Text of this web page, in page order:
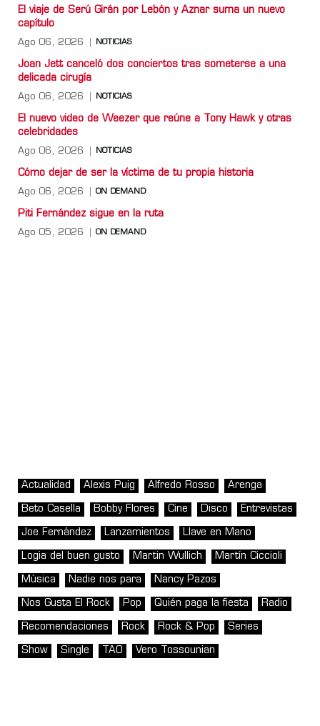
El viaje de Serú Girán por Lebón y Aznar suma un nuevo
capítulo
Ago 06, 2026 NOTICIAS
Joan Jett canceló dos conciertos tras someterse a una
delicada cirugía
Ago 06, 2026 NOTICIAS
El nuevo video de Weezer que reúne a Tony Hawk y otras
celebridades
Ago 06, 2026 NOTICIAS
Cómo dejar de ser la víctima de tu propia historia
Ago 06, 2026 ON DEMAND
Piti Fernández sigue en la ruta
Ago 05, 2026 ON DEMAND
Actualidad Alexis Puig Alfredo Rosso Arenga
Beto Casella Bobby Flores Cine Disco Entrevistas
Joe Fernández Lanzamientos Llave en Mano
Logia del buen gusto Martin Wullich Martín Ciccioli
Música Nadie nos para Nancy Pazos
Nos Gusta El Rock Pop Quién paga la fiesta Radio
Recomendaciones Rock Rock & Pop Series
Show Single TAO Vero Tossounian